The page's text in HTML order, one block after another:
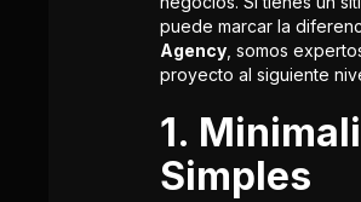
puede marcar la
Agency, somos
proyecto al siguiente
1.
Simples